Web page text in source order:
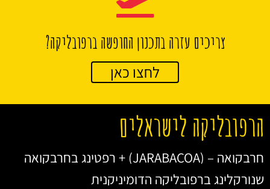
צריכים עזרה בתכנון החופשה ברפובליקה?
לחצו כאן
הרפובליקה לישראלים
חרבקואה – (JARABACOA) + רפטינג בחרבקואה
שנורקלינג ברפובליקה הדומיניקנית